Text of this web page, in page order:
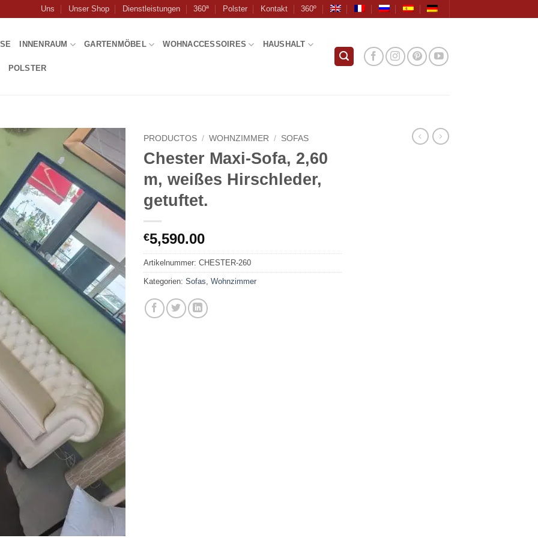
Uns Unser Shop Dienstleistungen 360ª Polster Kontakt 360º
INNENRAUM GARTENMÖBEL WOHNACCESSOIRES HAUSHALT
POLSTER
PRODUCTOS / WOHNZIMMER / SOFAS
Chester Maxi-Sofa, 2,60
m, weißes Hirschleder,
getuftet.
€5,590.00
Artikelnummer: CHESTER-260
Kategorien: Sofas Wohnzimmer